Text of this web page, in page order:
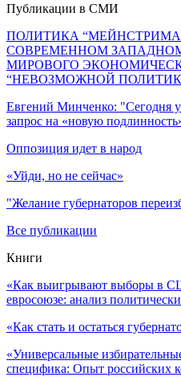
Публикации в СМИ
ПОЛИТИКА
СОВРЕМЕННОМ
МИРОВОГО
“НЕВОЗМОЖНОЙ
Евгений Минченко: "Сегодня
запрос на «новую
Оппозиция идет в народ
«Уйди, но не сейчас»
"Желание губернаторов
Все публикации
Книги
«Как выигрывают выборы в
евросоюзе: анализ
«Как стать и остаться
«Универсальные
специфика: Опыт российских